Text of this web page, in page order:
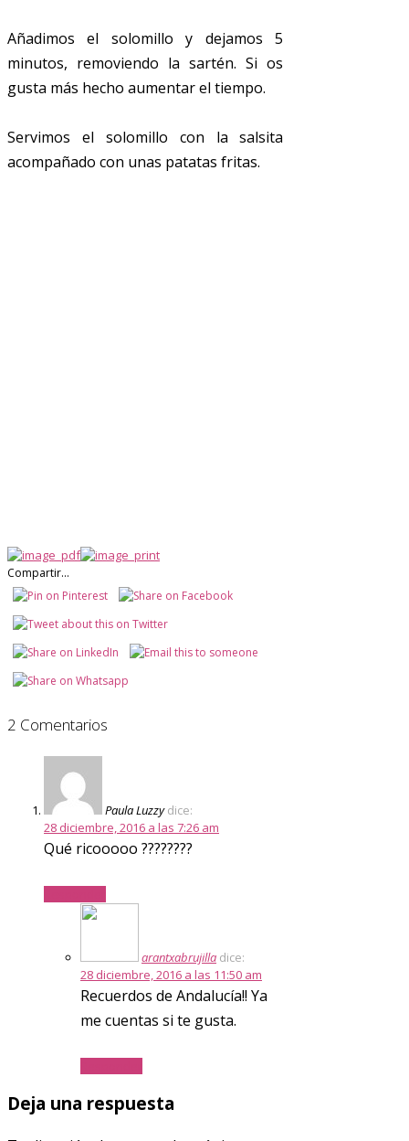
Añadimos el solomillo y dejamos 5
minutos, removiendo la sartén. Si os
gusta más hecho aumentar el tiempo.
Servimos el solomillo con la salsita
acompañado con unas patatas fritas.
Compartir...
2 Comentarios
Paula Luzzy dice:
28 diciembre, 2016 a las 7:26 am
Qué ricooooo ????????
arantxabrujilla dice:
28 diciembre, 2016 a las 11:50 am
Recuerdos de Andalucía!! Ya
me cuentas si te gusta.
Deja una respuesta